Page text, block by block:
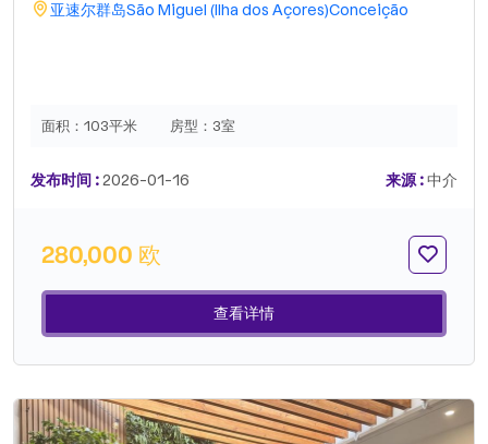
亚速尔群岛São Miguel (Ilha dos Açores)Conceição
面积： 103平米 房型： 3室
发布时间 :2026-01-16 来源 :中介
280,000 欧
查看详情